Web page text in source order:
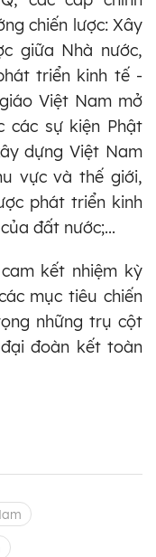
chiến lược: Xây
giữa Nhà nước,
triển kinh tế -
Việt Nam mở
các sự kiện Phật
dựng Việt Nam
vực và thế giới,
phát triển kinh
đất nước;...
kết nhiệm kỳ
mục tiêu chiến
những trụ cột
đoàn kết toàn